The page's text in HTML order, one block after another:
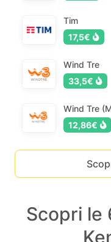
Tim
17,5€
Wind Tre
33,5€
Wind Tre
12,86€
Scopri le